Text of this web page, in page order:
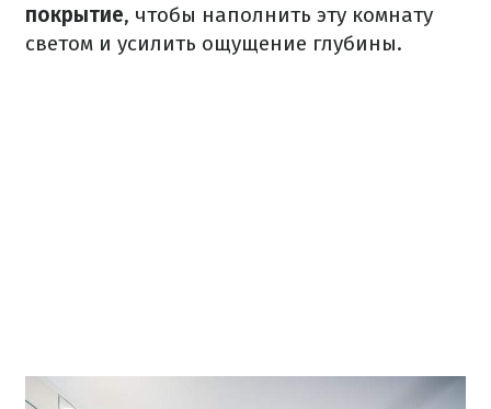
покрытие, чтобы наполнить эту комнату
светом и усилить ощущение глубины.